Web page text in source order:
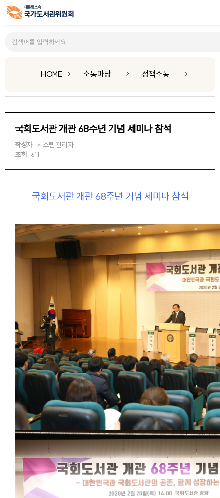
HOME 소통마당 정책소통
국회도서관 개관 68주년 기념 세미나 참석
작성자: 시스템 관리자
조회 : 611
국회도서관 개관 68주년 기념 세미나 참석